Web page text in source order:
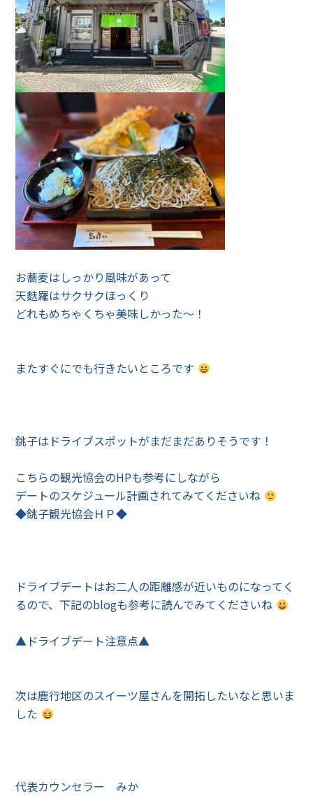
お蕎麦はしっかり風味があって
天麩羅はサクサクほっくり
どれもめちゃくちゃ美味しかった〜！
またすぐにでも行きたいところです
銚子はドライブスポットがまだまだありそうです！
こちらの観光協会のHPも参考にしながら
デートのスケジュール計画されてみてくださいね
◆銚子観光協会ＨＰ◆
ドライブデートはお二人の距離感が近いものになってく
るので、下記のblogも参考に読んでみてくださいね
▲ドライブデート注意点▲
次は鹿行地区のスイーツ屋さんを開拓したいなと思いま
した
代表カウンセラー みか